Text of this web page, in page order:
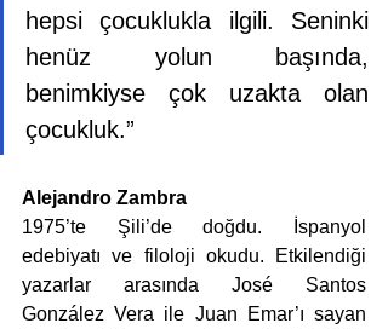
hepsi çocuklukla ilgili. Seninki
henüz yolun başında,
benimkiyse çok uzakta olan
çocukluk.”
Alejandro Zambra
1975’te Şili’de doğdu. İspanyol
edebiyatı ve filoloji okudu. Etkilendiği
yazarlar arasında José Santos
González Vera ile Juan Emar’ı sayan